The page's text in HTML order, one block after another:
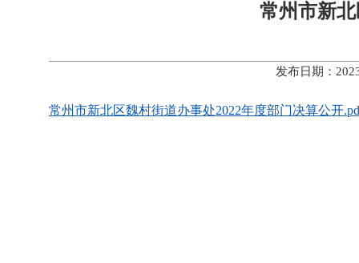
常州市新
发布日期：
常州市新北区魏村街道办事处2022年度部门决算公开